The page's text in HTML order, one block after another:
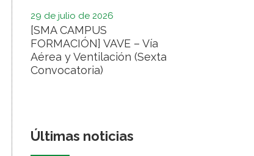
29 de julio de 2026
[SMA CAMPUS
FORMACIÓN] VAVE – Vía
Aérea y Ventilación (Sexta
Convocatoria)
Últimas noticias